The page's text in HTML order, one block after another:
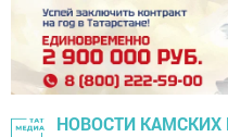
НОВОСТИ КАМСКИХ